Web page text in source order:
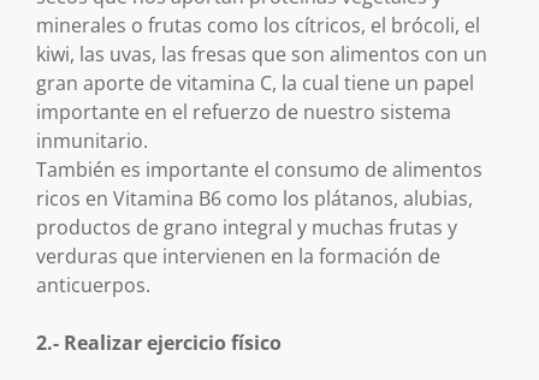
minerales o frutas como los cítricos, el brócoli, el
kiwi, las uvas, las fresas que son alimentos con un
gran aporte de vitamina C, la cual tiene un papel
importante en el refuerzo de nuestro sistema
inmunitario.
También es importante el consumo de alimentos
ricos en Vitamina B6 como los plátanos, alubias,
productos de grano integral y muchas frutas y
verduras que intervienen en la formación de
anticuerpos.
2.- Realizar ejercicio físico